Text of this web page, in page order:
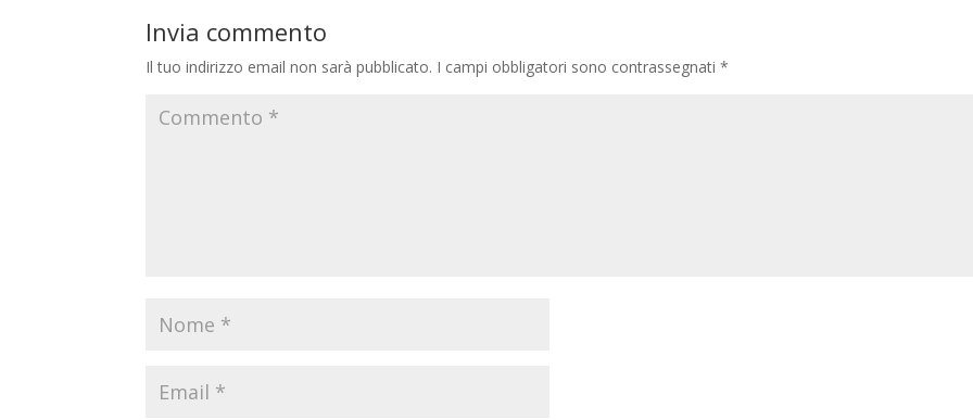
Invia commento
Il tuo indirizzo email non sarà pubblicato. I campi obbligatori sono contrassegnati*